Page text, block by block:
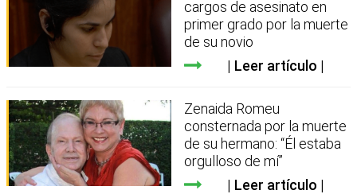
cargos de asesinato en
primer grado por la muerte
de su novio
Leer artículo
Zenaida Romeu
consternada por la muerte
de su hermano: “Él estaba
orgulloso de mí”
Leer artículo